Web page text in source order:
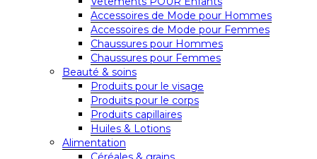
Accessoires de Mode pour Hommes
Accessoires de Mode pour Femmes
Chaussures pour Hommes
Chaussures pour Femmes
Beauté & soins
Produits pour le visage
Produits pour le corps
Produits capillaires
Huiles & Lotions
Alimentation